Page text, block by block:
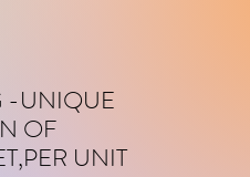
-UNIQUE
OF
UNIT